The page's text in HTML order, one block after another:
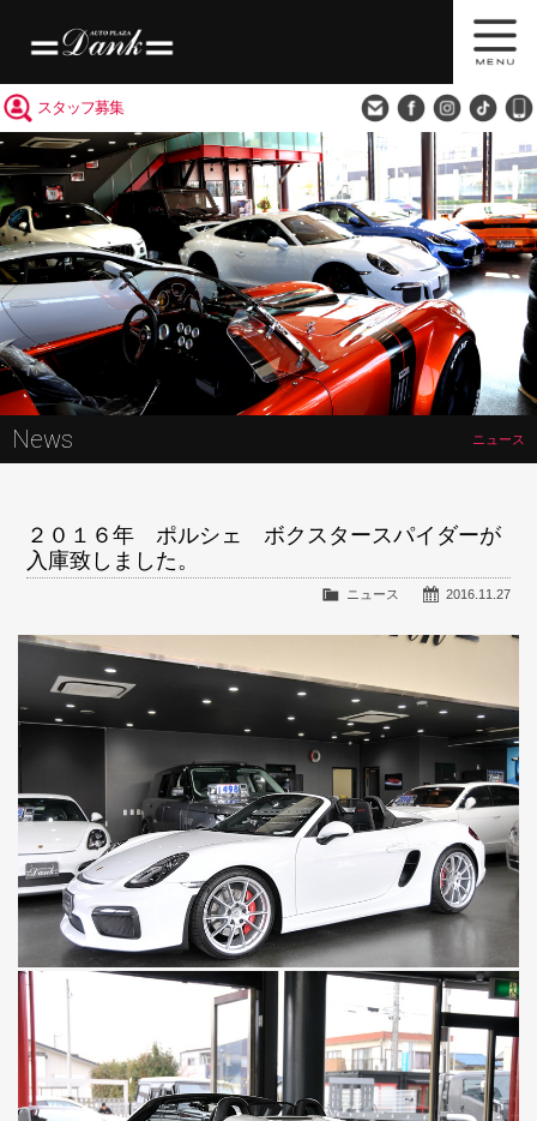
スタッフ募集
News ニュース
２０１６年 ポルシェ ボクスタースパイダーが
入庫致しました。
2016.11.27
ニュース